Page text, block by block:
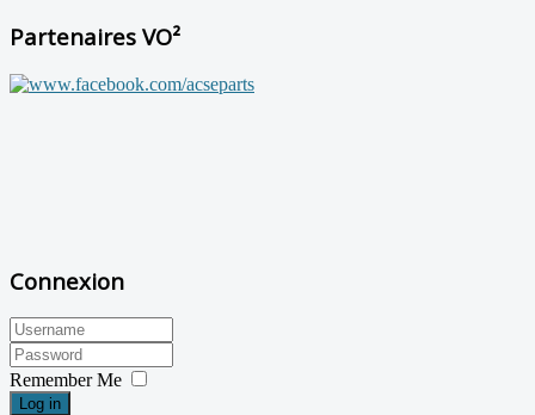
Partenaires VO²
Connexion
Remember Me
Log in